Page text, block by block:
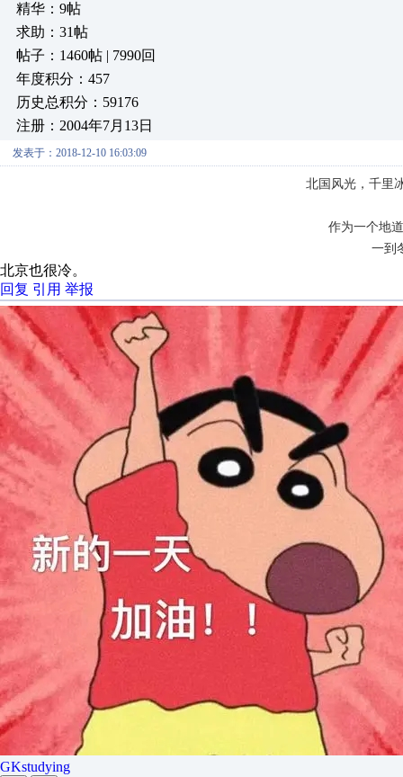
精华：9帖
求助：31帖
帖子：1460帖 | 7990回
年度积分：457
历史总积分：59176
注册：2004年7月13日
发表于：2018-12-10 16:03:09
北国风光，千里
作为一个地
一到
北京也很冷。
回复 引用 举报
GKstudying